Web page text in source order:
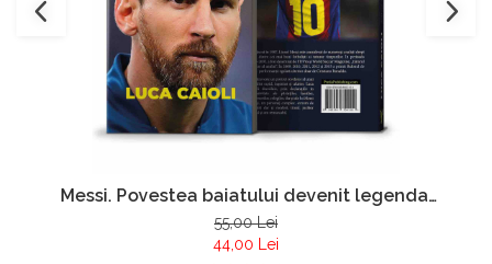
Messi. Povestea baiatului devenit legenda.
Editia a treia - Luca Caioli
55,00 Lei
44,00 Lei